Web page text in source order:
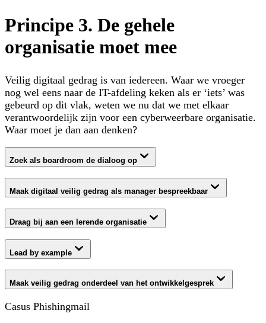
Principe 3. De gehele
organisatie moet mee
Veilig digitaal gedrag is van iedereen. Waar we vroeger
nog wel eens naar de IT-afdeling keken als er ‘iets’ was
gebeurd op dit vlak, weten we nu dat we met elkaar
verantwoordelijk zijn voor een cyberweerbare organisatie.
Waar moet je dan aan denken?
Zoek als boardroom de dialoog op
Maak digitaal veilig gedrag als manager bespreekbaar
Draag bij aan een lerende organisatie
Lead by example
Maak veilig gedrag onderdeel van het ontwikkelgesprek
Casus Phishingmail